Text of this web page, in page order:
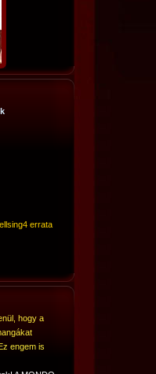
errata
hogy a
engem is